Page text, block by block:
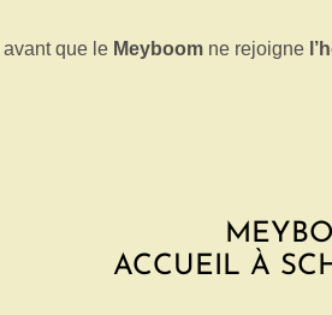
avant que le Meyboom ne rejoigne
ACCUEIL À